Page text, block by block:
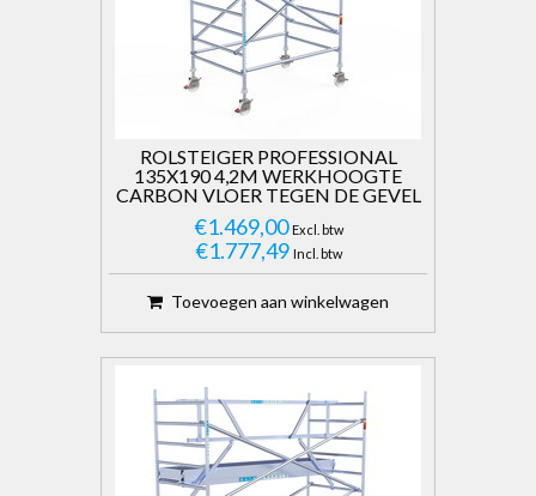
ROLSTEIGER PROFESSIONAL
135X190 4,2M WERKHOOGTE
CARBON VLOER TEGEN DE GEVEL
€1.469,00 Excl. btw
€1.777,49 Incl. btw
Toevoegen aan winkelwagen